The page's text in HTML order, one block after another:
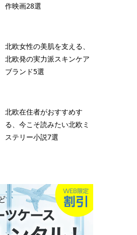
作映画28選
北欧女性の美肌を支える、
北欧発の実力派スキンケア
ブランド5選
北欧在住者がおすすめす
る、今こそ読みたい北欧ミ
ステリー小説7選